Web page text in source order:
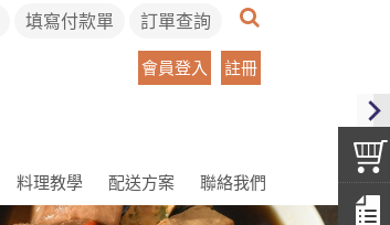
填寫付款單 訂單查詢
會員登入 註冊
料理教學 配送方案 聯絡我們